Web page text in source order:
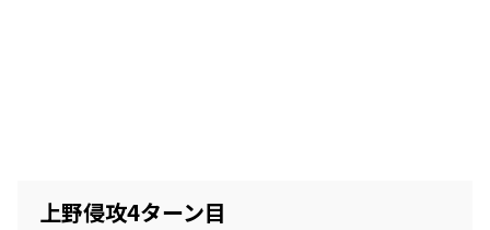
上野侵攻4ターン目